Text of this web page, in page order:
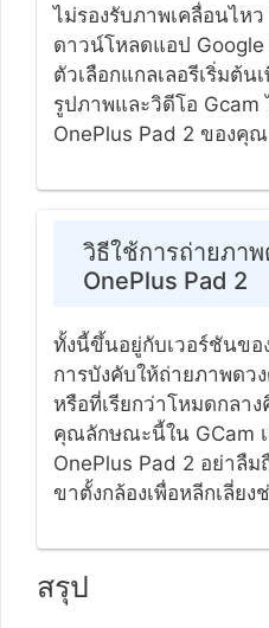
ไม่รองรับภาพเคลื่อนไ
ดาวน์โหลดแอป
ตัวเลือกแกลเลอรีเริ่มต้
รูปภาพและวิดีโอ
OnePlus Pad 2 ของคุณ
วิธีใช้การถ่ายภา
OnePlus Pad 2
ทั้งนี้ขึ้นอยู่กับเวอร์ชันขอ
การบังคับให้ถ่ายภาพดว
หรือที่เรียกว่าโหมดกลา
คุณลักษณะนี้ใน GCam
OnePlus Pad 2 อย่าลื
ขาตั้งกล้องเพื่อหลีกเลี่ยง
สรุป